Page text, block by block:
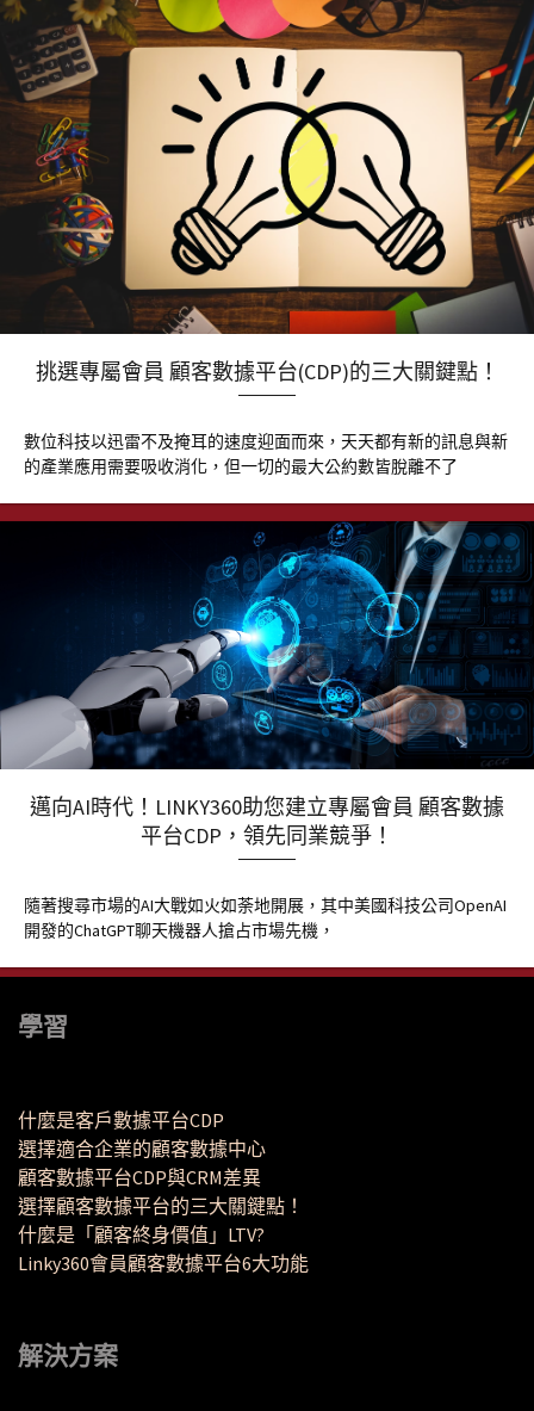
挑選專屬會員 顧客數據平台(CDP)的三大關鍵點！
數位科技以迅雷不及掩耳的速度迎面而來，天天都有新的訊息與新
的產業應用需要吸收消化，但一切的最大公約數皆脫離不了
邁向AI時代！LINKY360助您建立專屬會員 顧客數據
平台CDP，領先同業競爭！
隨著搜尋市場的AI大戰如火如荼地開展，其中美國科技公司OpenAI
開發的ChatGPT聊天機器人搶占市場先機，
學習
什麼是客戶數據平台CDP
選擇適合企業的顧客數據中心
顧客數據平台CDP與CRM差異
選擇顧客數據平台的三大關鍵點！
什麼是「顧客終身價值」LTV?
Linky360會員顧客數據平台6大功能
解決方案